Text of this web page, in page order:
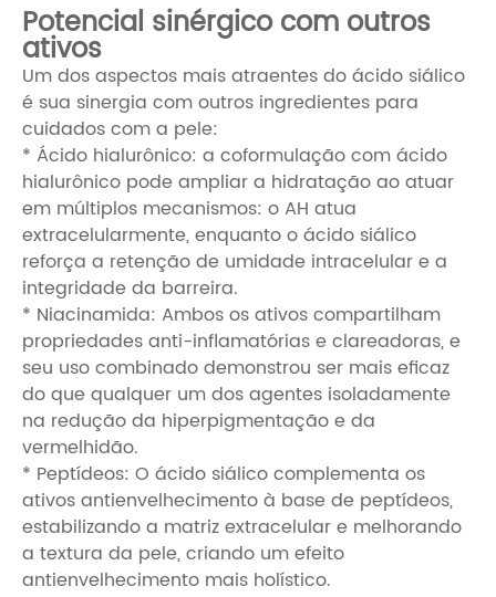
Potencial sinérgico com outros
ativos
Um dos aspectos mais atraentes do ácido siálico
é sua sinergia com outros ingredientes para
cuidados com a pele:
* Ácido hialurônico: a coformulação com ácido
hialurônico pode ampliar a hidratação ao atuar
em múltiplos mecanismos: o AH atua
extracelularmente, enquanto o ácido siálico
reforça a retenção de umidade intracelular e a
integridade da barreira.
* Niacinamida: Ambos os ativos compartilham
propriedades anti-inflamatórias e clareadoras, e
seu uso combinado demonstrou ser mais eficaz
do que qualquer um dos agentes isoladamente
na redução da hiperpigmentação e da
vermelhidão.
* Peptídeos: O ácido siálico complementa os
ativos antienvelhecimento à base de peptídeos,
estabilizando a matriz extracelular e melhorando
a textura da pele, criando um efeito
antienvelhecimento mais holístico.